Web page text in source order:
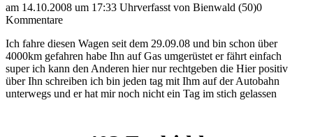
am 14.10.2008 um 17:33 Uhrverfasst von Bienwald (50)0
Kommentare
Ich fahre diesen Wagen seit dem 29.09.08 und bin schon über
4000km gefahren habe Ihn auf Gas umgerüstet er fährt einfach
super ich kann den Anderen hier nur rechtgeben die Hier positiv
über Ihn schreiben ich bin jeden tag mit Ihm auf der Autobahn
unterwegs und er hat mir noch nicht ein Tag im stich gelassen